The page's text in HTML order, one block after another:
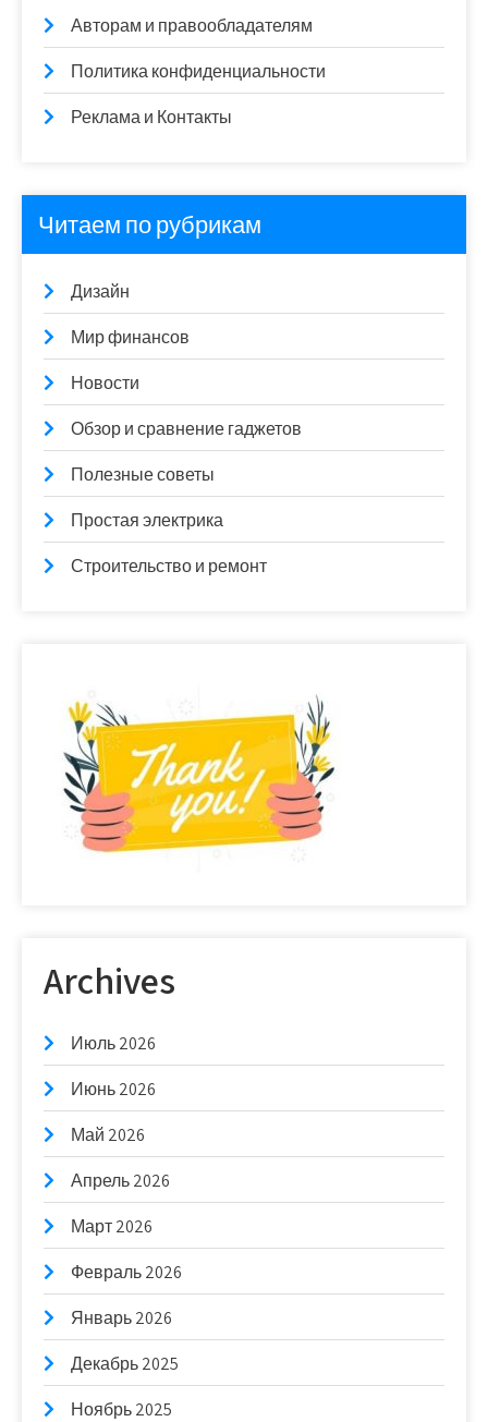
Авторам и правообладателям
Политика конфиденциальности
Реклама и Контакты
Читаем по рубрикам
Дизайн
Мир финансов
Новости
Обзор и сравнение гаджетов
Полезные советы
Простая электрика
Строительство и ремонт
Archives
Июль 2026
Июнь 2026
Май 2026
Апрель 2026
Март 2026
Февраль 2026
Январь 2026
Декабрь 2025
Ноябрь 2025